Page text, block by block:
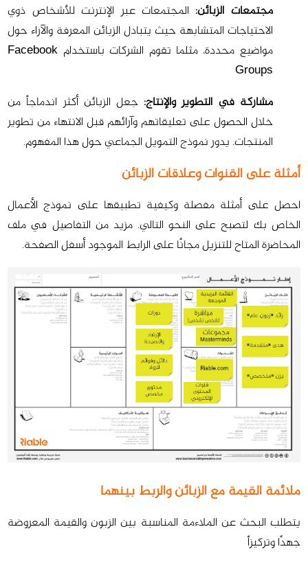
مجتمعات الزبائن: المجتمعات عبر الإنترنت للأشخاص ذوي
الاحتياجات المتشابهة حيث يتبادل الزبائن المعرفة والآراء حول
مواضيع محددة، مثلما تقوم الشركات باستخدام Facebook
Groups
مشاركة في التطوير والإنتاج: جعل الزبائن أكثر اندماجاً من
خلال الحصول على تعليقاتهم وآرائهم قبل الانتهاء من تطوير
المنتجات. يدور نموذج التمويل الجماعي حول هذا المفهوم.
أمثلة على القنوات وعلاقات الزبائن
احصل على أمثلة مفصلة وكيفية تطبيقها على نموذج الأعمال
الخاص بك لتصبح على النحو التالي. مزيد من التفاصيل في ملف
المحاضرة المتاح للتنزيل مجانًا على الرابط الموجود أسفل الصفحة.
ملائمة القيمة مع الزبائن والربط بينهما
يتطلب البحث عن الملاءمة المناسبة بين الزبون والقيمة المعروضة
جهدًا وتركيزاً